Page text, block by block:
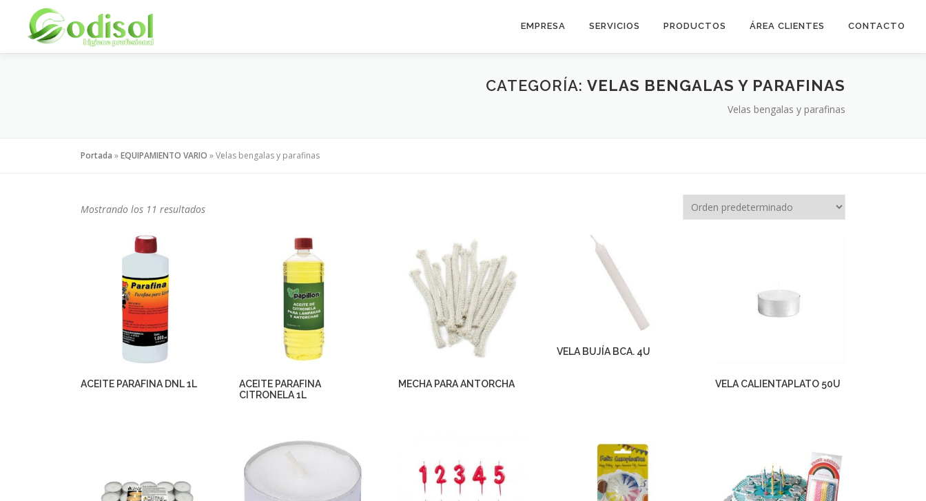
contenido
EMPRESA SERVICIOS PRODUCTOS ÁREA CLIENTES CONTACTO
CATEGORÍA: VELAS BENGALAS Y PARAFINAS
Velas bengalas y parafinas
Portada »EQUIPAMIENTO VARIO »Velas bengalas y parafinas
Mostrando los 11 resultados
ACEITE PARAFINA DNL 1L
ACEITE PARAFINA
CITRONELA 1L
MECHA PARA ANTORCHA
VELA BUJÍA BCA. 4U
VELA CALIENTAPLATO 50U